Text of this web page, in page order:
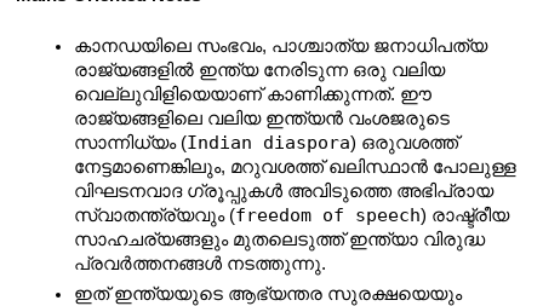
കാനഡയിലെ സംഭവം, പാശ്ചാത്യ ജനാധിപത്യ
രാജ്യങ്ങളിൽ ഇന്ത്യ നേരിടുന്ന ഒരു വലിയ
വെല്ലുവിളിയെയാണ് കാണിക്കുന്നത്. ഈ
രാജ്യങ്ങളിലെ വലിയ ഇന്ത്യൻ വംശജരുടെ
സാന്നിധ്യം (Indian diaspora) ഒരുവശത്ത്
നേട്ടമാണെങ്കിലും, മറുവശത്ത് ഖലിസ്ഥാൻ പോലുള്ള
വിഘടനവാദ ഗ്രൂപ്പുകൾ അവിടുത്തെ അഭിപ്രായ
സ്വാതന്ത്ര്യവും (freedom of speech) രാഷ്ട്രീയ
സാഹചര്യങ്ങളും മുതലെടുത്ത് ഇന്ത്യാ വിരുദ്ധ
പ്രവർത്തനങ്ങൾ നടത്തുന്നു.
ഇത് ഇന്ത്യയുടെ ആഭ്യന്തര സുരക്ഷയെയും